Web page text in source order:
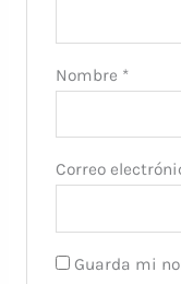
Nombre *
Correo
Guarda mi